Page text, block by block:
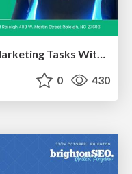
Kristin Tynski - Automating Marketing Tasks With AI
0 430